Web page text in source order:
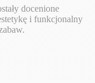
docenione
i funkcjonalny